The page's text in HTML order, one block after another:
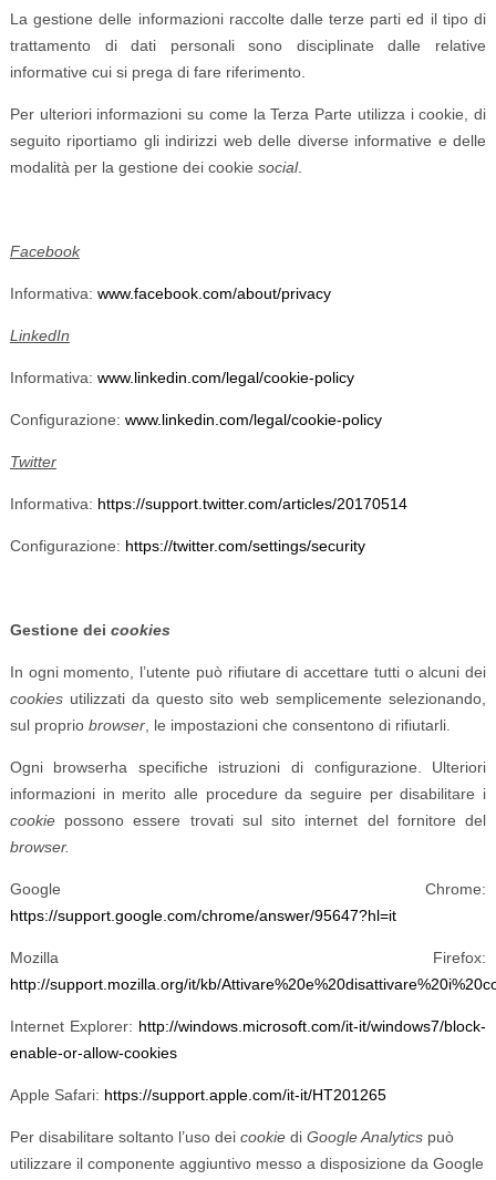
La gestione delle informazioni raccolte dalle terze parti ed il tipo di
trattamento di dati personali sono disciplinate dalle relative
informative cui si prega di fare riferimento.
Per ulteriori informazioni su come la Terza Parte utilizza i cookie, di
seguito riportiamo gli indirizzi web delle diverse informative e delle
modalità per la gestione dei cookie social.
Facebook
Informativa: www.facebook.com/about/privacy
LinkedIn
Informativa: www.linkedin.com/legal/cookie-policy
Configurazione: www.linkedin.com/legal/cookie-policy
Twitter
Informativa: https://support.twitter.com/articles/20170514
Configurazione: https://twitter.com/settings/security
Gestione dei cookies
In ogni momento, l’utente può rifiutare di accettare tutti o alcuni dei
cookies utilizzati da questo sito web semplicemente selezionando,
sul proprio browser, le impostazioni che consentono di rifiutarli.
Ogni browserha specifiche istruzioni di configurazione. Ulteriori
informazioni in merito alle procedure da seguire per disabilitare i
cookie possono essere trovati sul sito internet del fornitore del
browser.
Google Chrome:
https://support.google.com/chrome/answer/95647?hl=it
Mozilla Firefox:
http://support.mozilla.org/it/kb/
Internet Explorer: http://windows.microsoft.com/it-it/windows7/block-
enable-or-allow-cookies
Apple Safari: https://support.apple.com/it-it/HT201265
Per disabilitare soltanto l’uso dei cookie di Google Analytics può
utilizzare il componente aggiuntivo messo a disposizione da Google